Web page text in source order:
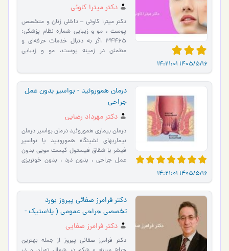
1405/5/16 14:21:01
دکتر میترا کاوئی
دکتر میترا کاوئی – داخلی زنان و متخصص
پوست ، مو و زیبایی شماره نظام پزشکی:
34465 اگر به دنبال خدمات حرفه‌ای و
مطمئن در زمینه پوست، مو و زیبایی
1405/5/16 14:21:01
درمان هموروئید - بواسیر بدون عمل
جراحی
دکتر مهرداد رضایی
درمان بیماری هموروئید درمان بواسیر درمان
بيماريهاي نشينگاه هموروييد يا بواسير
فيشر يا شقاق فيستول كيست مویی بدون
عمل جراحی ، بدون درد ، بدون خونریزی
دکتر فرامرز صفائی پیروز بورد
تخصصی جراحی عمومی ( پلاستیک -
ترمیمی ) در جردن
دکتر فرامرز صفایی
دکتر فرامرز صفائی پیروز از جمله بهترین